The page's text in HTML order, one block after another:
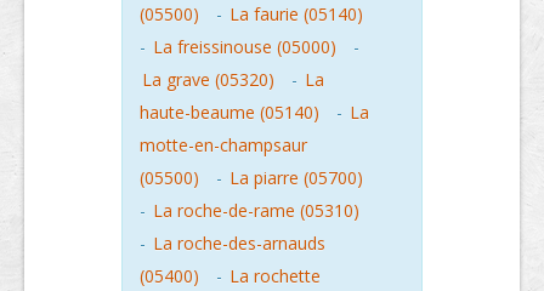
(05500)
- La faurie (05140)
- La freissinouse (05000)
-
La grave (05320)
- La
haute-beaume (05140)
- La
motte-en-champsaur
(05500)
- La piarre (05700)
- La roche-de-rame (05310)
- La roche-des-arnauds
(05400)
- La rochette